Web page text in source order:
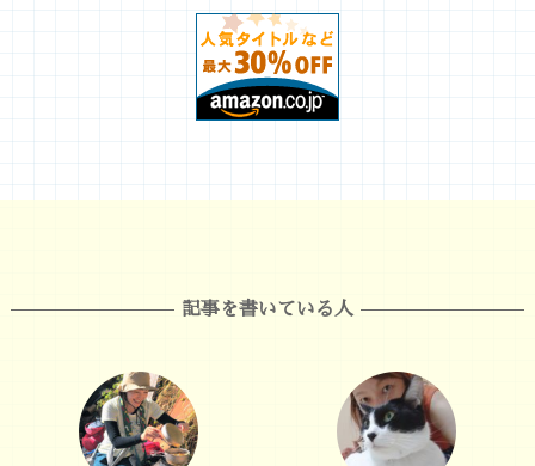
記事を書いている人